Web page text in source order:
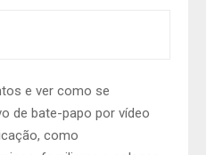
e ver como se
de bate-papo por vídeo
como